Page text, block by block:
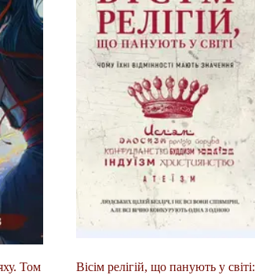
Том
Вісім релігій, що панують у світі: